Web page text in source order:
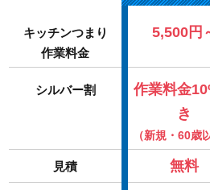
キッチンつまり
作業料金
5,500円
シルバー割
作業料金
き
（新規・60歳
見積 無料